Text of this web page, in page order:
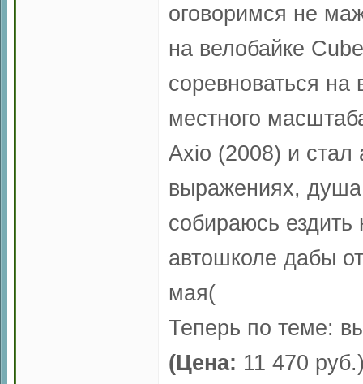
оговоримся не
на велобайке
соревноваться на
местного
Axio (2008) и
выражениях, душа
собираюсь ездить
автошколе дабы
мая(
Теперь по теме:
(Цена: 11 470